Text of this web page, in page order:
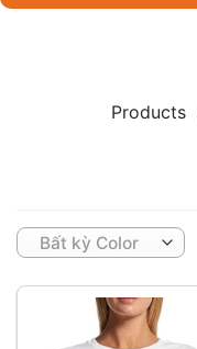
Products
Bất kỳ Color